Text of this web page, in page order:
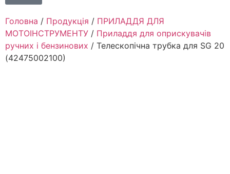
Головна / Продукція / ПРИЛАДДЯ ДЛЯ
МОТОІНСТРУМЕНТУ / Приладдя для оприскувачів
ручних і бензинових / Телескопічна трубка для SG 20
(42475002100)